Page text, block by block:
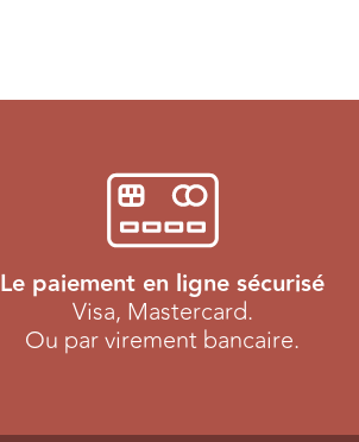
Le paiement en ligne sécurisé
Visa, Mastercard.
Ou par virement bancaire.